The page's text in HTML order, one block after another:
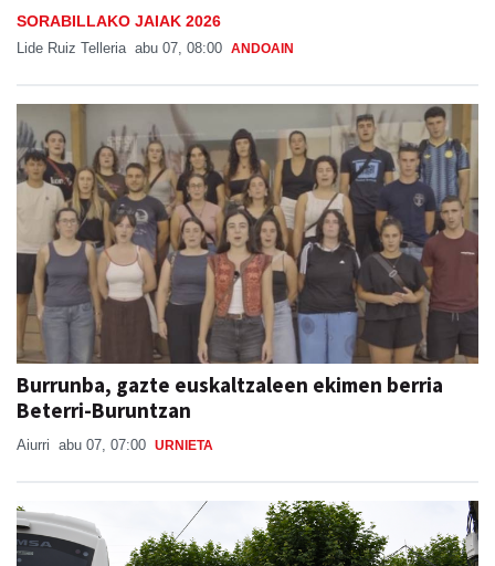
SORABILLAKO JAIAK 2026
Lide Ruiz Telleria abu 07, 08:00 ANDOAIN
Burrunba, gazte euskaltzaleen ekimen berria
Beterri-Buruntzan
Aiurri abu 07, 07:00 URNIETA